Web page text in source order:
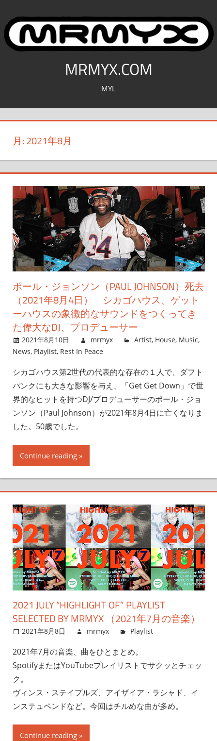
テ
ッ
MRMYX.COM
MYL
月:2021年8月
ポール・ジョンソン（PAUL JOHNSON）死去
（2021年8月4日） シカゴハウス、ゲット
ーハウスの象徴的なサウンドをつくってき
た偉大なDJ、プロデューサー
2021年8月10日 mrmyx Artist, House, Music,
News, Playlist, Rest In Peace
シカゴハウス第2世代の代表的な存在の１人で、ダフト
パンクにも大きな影響を与え、「Get Get Down」で世
界的なヒットを持つDJ/プロデューサーのポール・ジョ
ンソン（Paul Johnson）が2021年8月4日に亡くなりま
した。50歳でした。
Continue reading
2021 JULY “HIGHLIGHT OF” PLAYLIST
SELECTED BY MRMYX （2021年7月の音楽）
2021年8月8日 mrmyx Playlist
2021年7月の音楽、曲をひとまとめ。
SpotifyまたはYouTubeプレイリストでサクッとチェッ
ク。
ヴィンス・ステイプルズ、アイザイア・ラシャド、イ
ンステュペンドなど。今回はチルめな曲が多め。
Continue reading